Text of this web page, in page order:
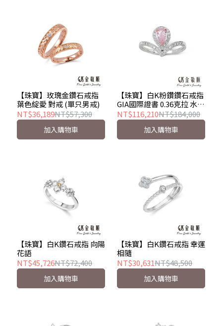
【珠寶】玫瑰金鑽石戒指
葉色綻愛 對戒 (單只男戒)
NT$36,189NT$57,300
加入購物車
【珠寶】白K粉鑽鑽石戒指
GIA國際證書 0.36克拉 水滴
型粉鑽 稀望
NT$116,210NT$184,000
加入購物車
【珠寶】白K鑽石戒指 向陽
花語
NT$45,726NT$72,400
加入購物車
【珠寶】白K鑽石戒指 幸運
相隨
NT$30,631NT$48,500
加入購物車